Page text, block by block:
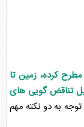
کرده، زمین تا
تناقض گویی های
به دو نکته مهم